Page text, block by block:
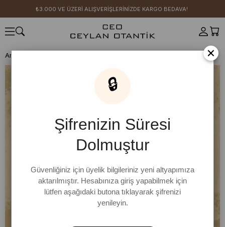
₺3.000 VE ÜZERİ ALIŞVERİŞLERİNİZDE KARGO BEDAVA!
Anasayfa ×
🔒
Şifrenizin Süresi
Dolmuştur
Güvenliğiniz için üyelik bilgileriniz yeni altyapımıza
aktarılmıştır. Hesabınıza giriş yapabilmek için
lütfen aşağıdaki butona tıklayarak şifrenizi
yenileyin.